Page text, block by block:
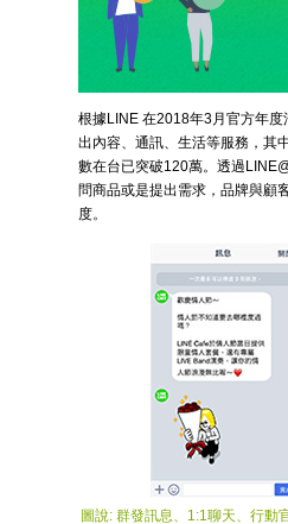
根據LINE 在2018年3月官方年
出內容、通訊、生活等服務，其
數在台已突破120萬。透過
問商品或是提出需求，品牌與顧
度。
圖說: 群發訊息、1:1聊天、行